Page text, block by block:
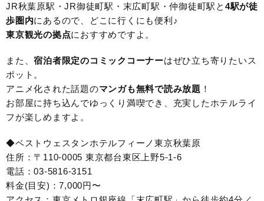
JR秋葉原駅・JR御徒町駅・末広町駅・仲御徒町駅と 4駅が徒
歩圏内にあるので、どこに行くにも便利♪
東京観光の拠点におすすめですよ。
また、宿泊者限定のコミックコーナーはぜひ立ち寄りたいス
ポット。
アニメ化された話題のマンガも無料で読み放題 ！
お部屋に持ち込んでゆっくり満喫でき、充実したホテルライ
フが楽しめますよ。
◆ベストウェスタンホテルフィーノ東京秋葉原
住所：〒110-0005 東京都台東区上野5-1-6
電話：03-5816-3151
料金(目安)：7,000円〜